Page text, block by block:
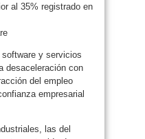
al 35% registrado en
y servicios
desaceleración con
del empleo
empresarial
las del